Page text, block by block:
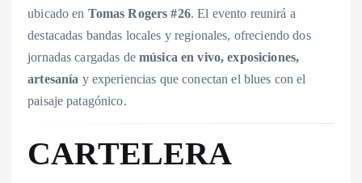
ubicado en Tomas Rogers #26. El evento reunirá a
destacadas bandas locales y regionales, ofreciendo dos
jornadas cargadas demúsica en vivo, exposiciones,
artesanía y experiencias que conectan el blues con el
paisaje patagónico.
CARTELERA